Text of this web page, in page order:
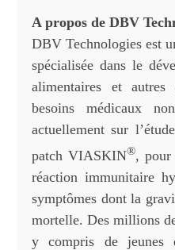
A propos de DBV
DBV Technologies est
spécialisée dans le
alimentaires et autres
besoins médicaux
actuellement sur
patch VIASKIN®, pour
réaction immunitaire
symptômes dont la
mortelle. Des millions
y compris de jeunes